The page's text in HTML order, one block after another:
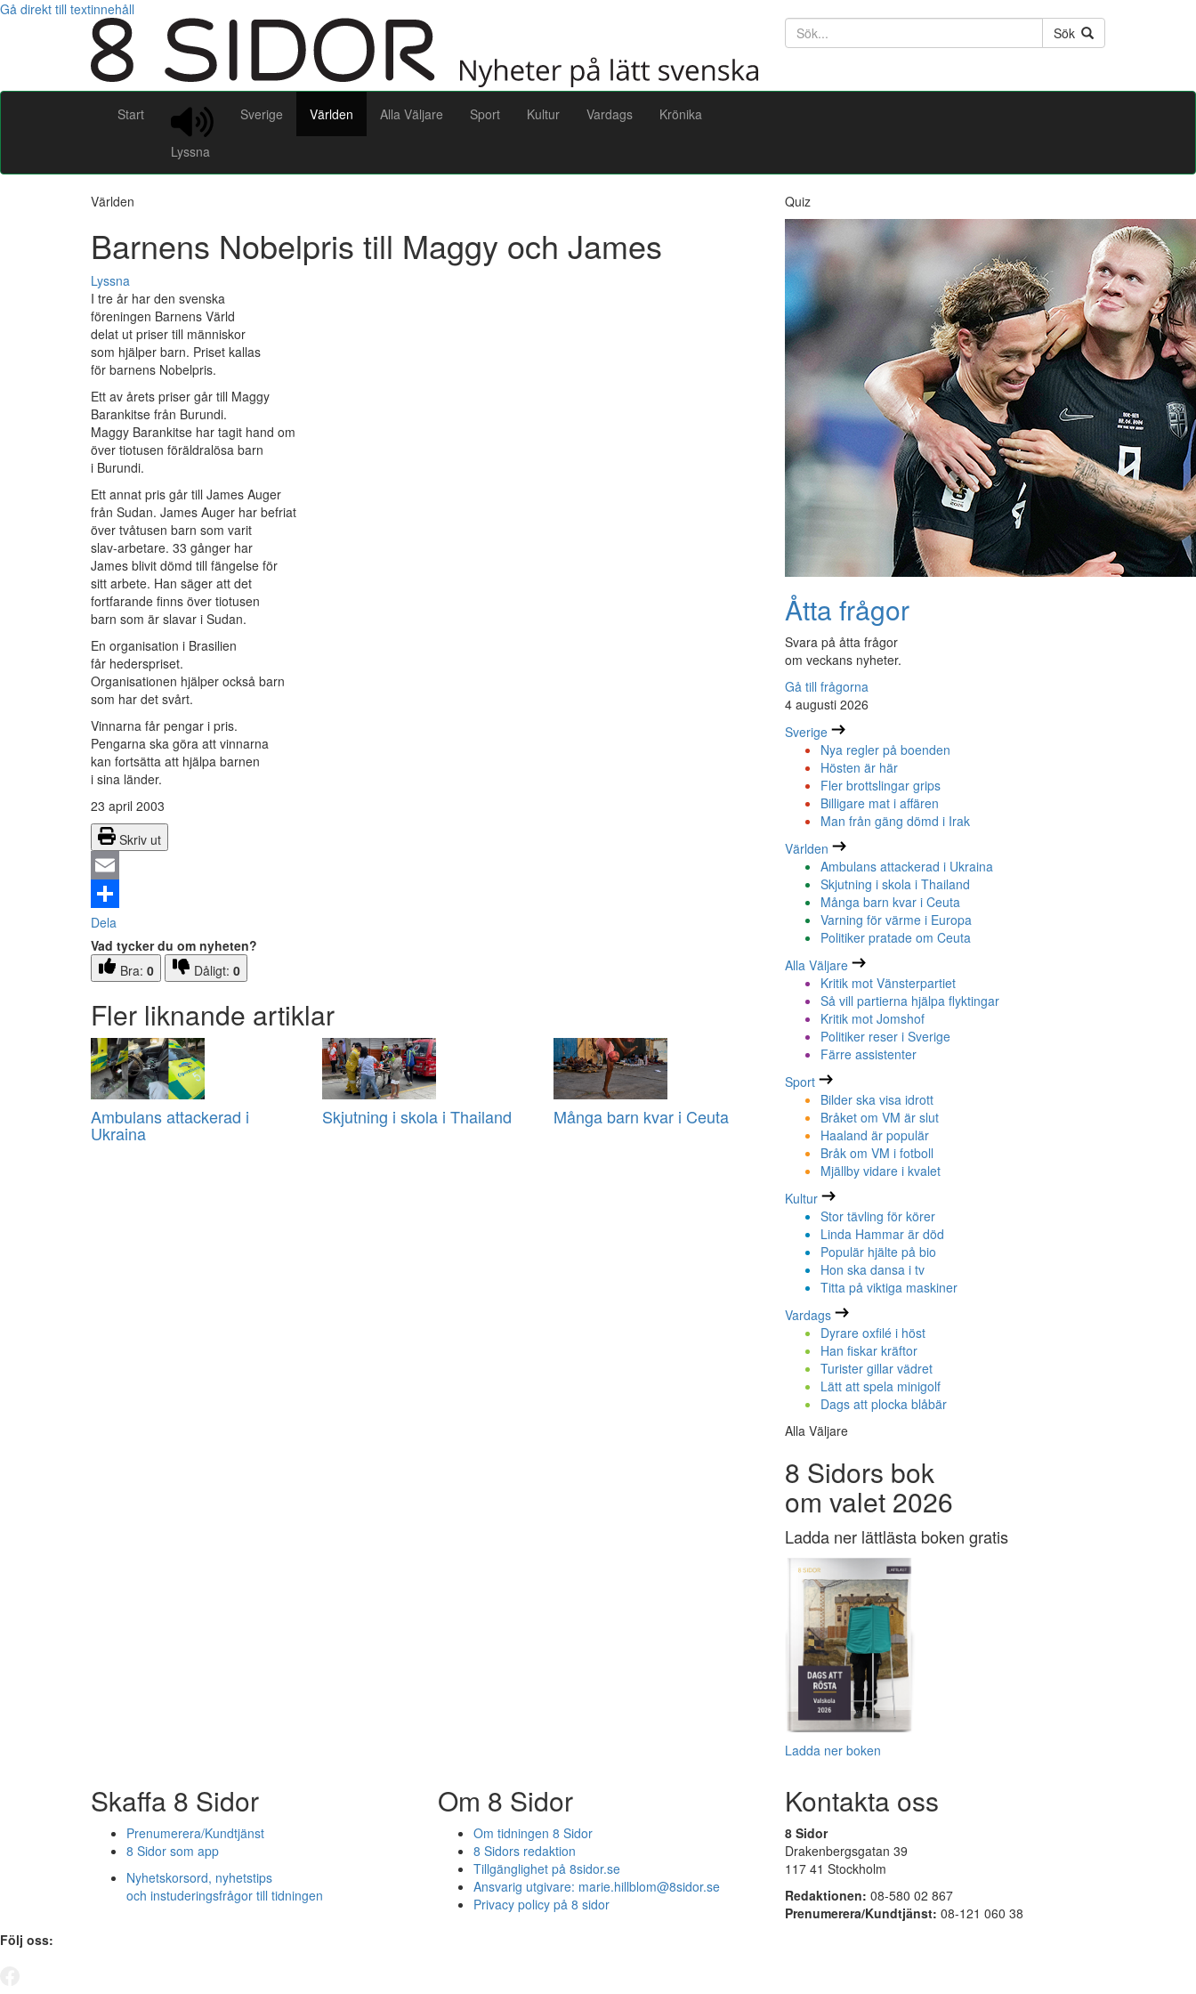
Gå direkt till textinnehåll
Söktext
Sök
Start
Lyssna
Sverige Världen Alla Väljare Sport Kultur Vardags Krönika
Världen
Barnens Nobelpris till Maggy och James
Lyssna
I tre år har den svenska
föreningen Barnens Värld
delat ut priser till människor
som hjälper barn. Priset kallas
för barnens Nobelpris.
Ett av årets priser går till Maggy
Barankitse från Burundi.
Maggy Barankitse har tagit hand om
över tiotusen föräldralösa barn
i Burundi.
Ett annat pris går till James Auger
från Sudan. James Auger har befriat
över tvåtusen barn som varit
slav-arbetare. 33 gånger har
James blivit dömd till fängelse för
sitt arbete. Han säger att det
fortfarande finns över tiotusen
barn som är slavar i Sudan.
En organisation i Brasilien
får hederspriset.
Organisationen hjälper också barn
som har det svårt.
Vinnarna får pengar i pris.
Pengarna ska göra att vinnarna
kan fortsätta att hjälpa barnen
i sina länder.
23 april 2003
Skriv ut
Email
Dela
Vad tycker du om nyheten?
Bra: 0 Dåligt: 0
Fler liknande artiklar
Ambulans attackerad i
Ukraina
Skjutning i skola i Thailand Många barn kvar i Ceuta
Quiz
Åtta frågor
Svara på åtta frågor
om veckans nyheter.
Gå till frågorna
4 augusti 2026
Sverige
Nya regler på boenden
Hösten är här
Fler brottslingar grips
Billigare mat i affären
Man från gäng dömd i Irak
Världen
Ambulans attackerad i Ukraina
Skjutning i skola i Thailand
Många barn kvar i Ceuta
Varning för värme i Europa
Politiker pratade om Ceuta
Alla Väljare
Kritik mot Vänsterpartiet
Så vill partierna hjälpa flyktingar
Kritik mot Jomshof
Politiker reser i Sverige
Färre assistenter
Sport
Bilder ska visa idrott
Bråket om VM är slut
Haaland är populär
Bråk om VM i fotboll
Mjällby vidare i kvalet
Kultur
Stor tävling för körer
Linda Hammar är död
Populär hjälte på bio
Hon ska dansa i tv
Titta på viktiga maskiner
Vardags
Dyrare oxfilé i höst
Han fiskar kräftor
Turister gillar vädret
Lätt att spela minigolf
Dags att plocka blåbär
Alla Väljare
8 Sidors bok
om valet 2026
Ladda ner lättlästa boken gratis
Ladda ner boken
Skaffa 8 Sidor
Prenumerera/Kundtjänst
8 Sidor som app
Nyhetskorsord, nyhetstips
och instuderingsfrågor till tidningen
Om 8 Sidor
Om tidningen 8 Sidor
8 Sidors redaktion
Tillgänglighet på 8sidor.se
Ansvarig utgivare: marie.hillblom@8sidor.se
Privacy policy på 8 sidor
Kontakta oss
8 Sidor
Drakenbergsgatan 39
117 41 Stockholm
Redaktionen: 08-580 02 867
Prenumerera/Kundtjänst: 08-121 060 38
Följ oss: